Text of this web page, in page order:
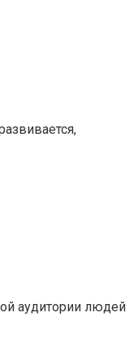
аудитории людей